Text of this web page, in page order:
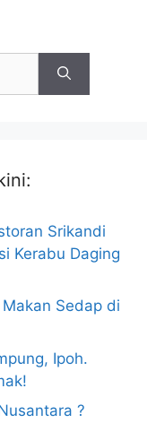
Srikandi
Kerabu Daging
Sedap di
Ipoh.
?